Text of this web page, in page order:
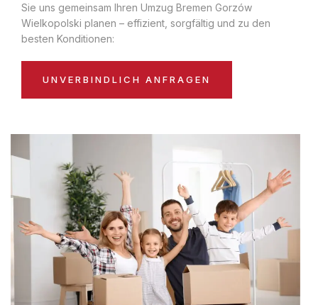
Sie uns gemeinsam Ihren Umzug Bremen Gorzów
Wielkopolski planen – effizient, sorgfältig und zu den
besten Konditionen:
UNVERBINDLICH ANFRAGEN